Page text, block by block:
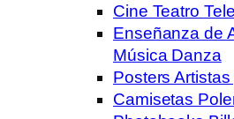
Cine Teatro
Enseñanza de
Música Danza
Posters
Camisetas